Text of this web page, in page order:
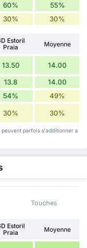
60% 55%
30% 30%
Estoril
Praia
Moyenne
13.50 14.00
13.8 14.00
54% 49%
30% 30%
parfois s'additionner a
Touches
Estoril
Praia
Moyenne